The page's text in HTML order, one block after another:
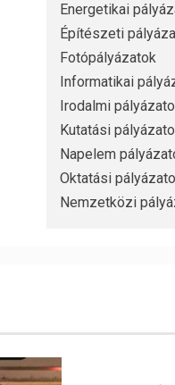
Energetikai
Építészeti
Fotópályázatok
Informatikai
Irodalmi
Kutatási
Napelem
Oktatási
Nemzetközi